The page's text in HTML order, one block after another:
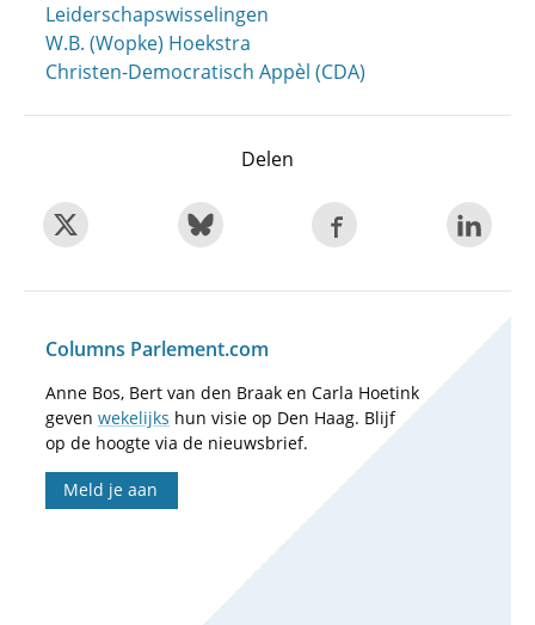
Leiderschapswisselingen
W.B. (Wopke) Hoekstra
Christen-Democratisch Appèl (CDA)
Delen
Columns Parlement.com
Anne Bos, Bert van den Braak en Carla Hoetink
geven wekelijks hun visie op Den Haag. Blijf
op de hoogte via de nieuwsbrief.
Meld je aan